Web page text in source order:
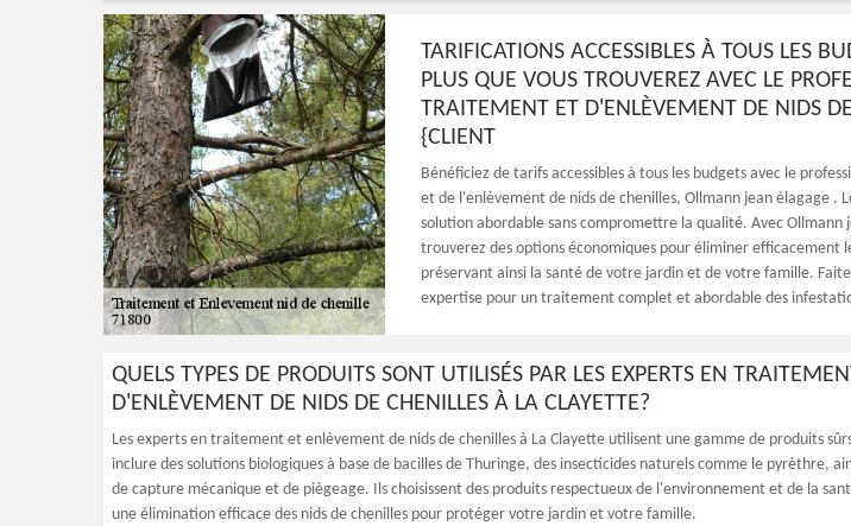
TARIFICATIONS ACCESSIBLES À TOUS LES
PLUS QUE VOUS TROUVEREZ AVEC LE
TRAITEMENT ET D'ENLÈVEMENT DE NIDS
{CLIENT
Bénéficiez de tarifs accessibles à tous les budgets avec le
et de l'enlèvement de nids de chenilles, Ollmann jean élagage .
solution abordable sans compromettre la qualité. Avec Ollmann
trouverez des options économiques pour éliminer efficacement
préservant ainsi la santé de votre jardin et de votre famille.
expertise pour un traitement complet et abordable des
QUELS TYPES DE PRODUITS SONT UTILISÉS PAR LES EXPERTS EN
D'ENLÈVEMENT DE NIDS DE CHENILLES À LA CLAYETTE?
Les experts en traitement et enlèvement de nids de chenilles à La Clayette utilisent une gamme de produits
inclure des solutions biologiques à base de bacilles de Thuringe, des insecticides naturels comme le pyrèthre,
de capture mécanique et de piègeage. Ils choisissent des produits respectueux de l'environnement et de la
une élimination efficace des nids de chenilles pour protéger votre jardin et votre famille.